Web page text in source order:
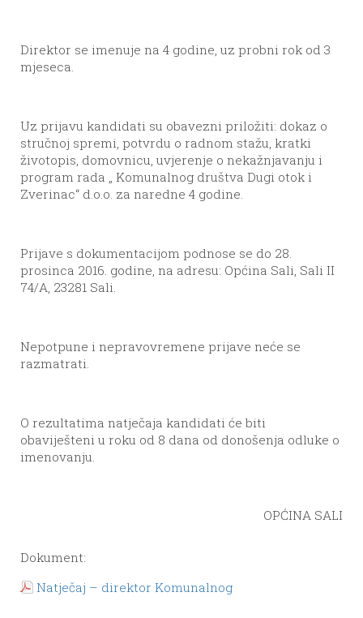
Direktor se imenuje na 4 godine, uz probni rok od 3
mjeseca.
Uz prijavu kandidati su obavezni priložiti: dokaz o
stručnoj spremi, potvrdu o radnom stažu, kratki
životopis, domovnicu, uvjerenje o nekažnjavanju i
program rada „ Komunalnog društva Dugi otok i
Zverinac“ d.o.o. za naredne 4 godine.
Prijave s dokumentacijom podnose se do 28.
prosinca 2016. godine, na adresu: Općina Sali, Sali II
74/A, 23281 Sali.
Nepotpune i nepravovremene prijave neće se
razmatrati.
O rezultatima natječaja kandidati će biti
obaviješteni u roku od 8 dana od donošenja odluke o
imenovanju.
OPĆINA SALI
Dokument:
Natječaj – direktor Komunalnog